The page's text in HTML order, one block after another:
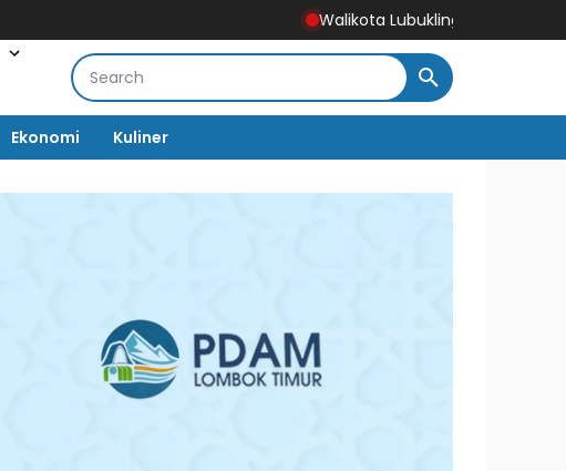
Walikota Lubuklinggau Studi ke Pemkot
Ekonomi Kuliner